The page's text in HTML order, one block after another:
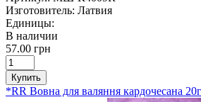
Изготовитель: Латвия
Единицы:
В наличии
57.00 грн
Купить
*RR Вовна для валяння кардочесана